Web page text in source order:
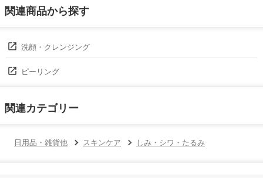
関連商品から探す
洗顔・クレンジング
ピーリング
関連カテゴリー
日用品・雑貨他 スキンケア しみ・シワ・たるみ